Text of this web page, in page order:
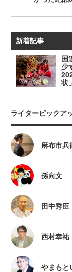
新着記事
国
少
状」
ライターピックア
麻布市兵
孫向文
田中秀臣
西村幸祐
やまもと